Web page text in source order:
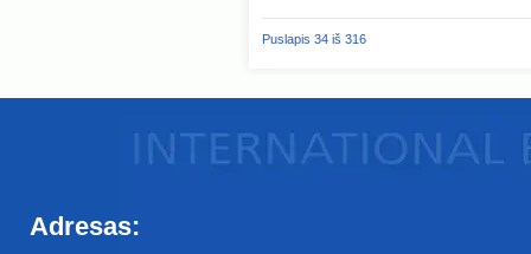
Puslapis 34 iš 316
Adresas: